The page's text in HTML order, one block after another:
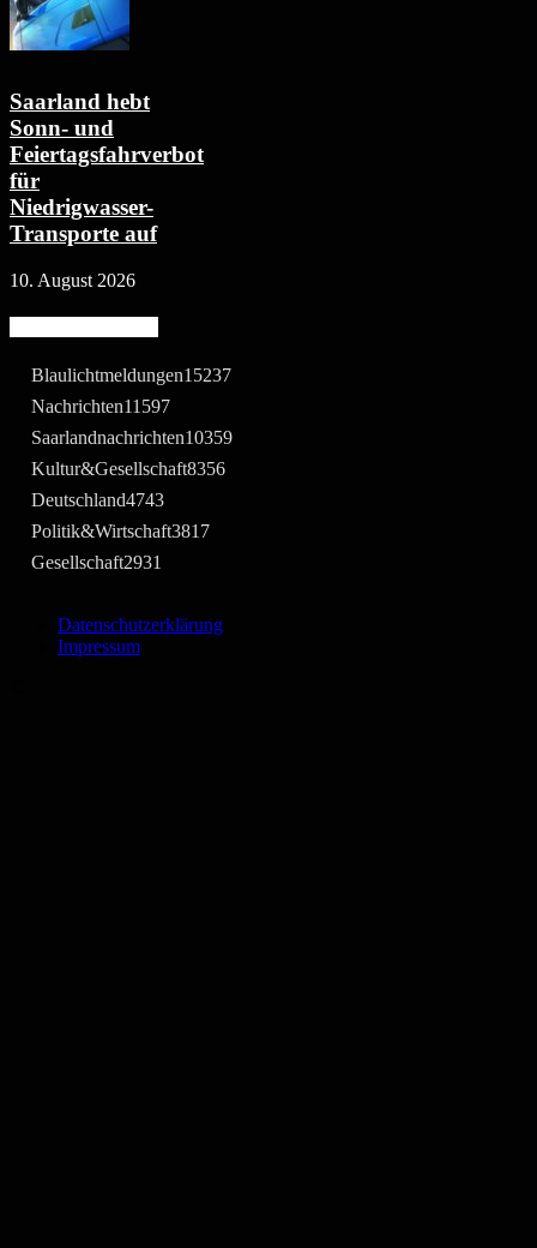
Saarland hebt
Sonn- und
Feiertagsfahrverbot
für
Niedrigwasser-
Transporte auf
10. August 2026
Blaulichtmeldungen15237
Nachrichten11597
Saarlandnachrichten10359
Kultur&Gesellschaft8356
Deutschland4743
Politik&Wirtschaft3817
Gesellschaft2931
Datenschutzerklärung
Impressum